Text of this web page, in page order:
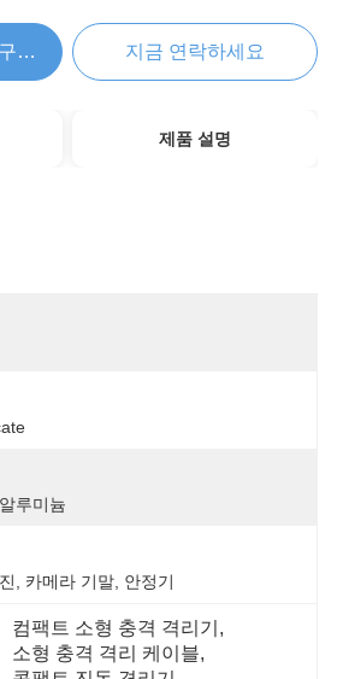
하라 지금 연락하세요
제품 설명
루미늄
, 카메라 기말, 안정기
컴팩트 소형 충격 격리기 ,
소형 충격 격리 케이블,